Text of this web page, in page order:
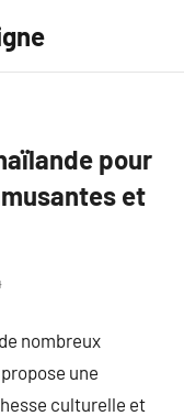
pour
et
nombreux
une
culturelle et